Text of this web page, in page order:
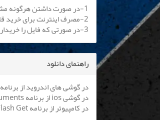
1-در صورت داشتن هرگونه مشکلی، لطفا با پشتیبانی آنلاین یا
2-مصرف اینترنت برای خرید قانونی از سرورهای IR نیم بها می باشد. کلیه اپراتورها موظف به اعمال هستند.
3-در صورتی که فایل را خریداری کرده اید لطفا ابتدا وارد سایت شوید تا بتوانید فایل را دانلود نمایید
راهنمای دانلود
در گوشی های اندروید از برنامه adm جهت دانلود فیلم استفاده کنید (
در گوشی ios از برنامه Documents جهت دانلود فیلم استفاده کنید (
در کامپیوتر از برنامه Flash Get یا idm جهت دانلود فیلم استفاده نمایید